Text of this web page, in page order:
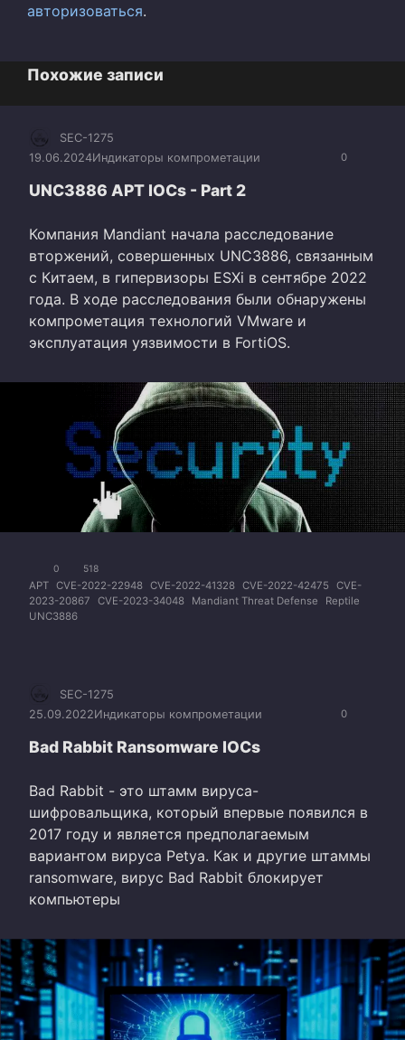
авторизоваться.
Похожие записи
0
SEC-1275
19.06.2024Индикаторы компрометации
UNC3886 APT IOCs - Part 2
Компания Mandiant начала расследование
вторжений, совершенных UNC3886, связанным
с Китаем, в гипервизоры ESXi в сентябре 2022
года. В ходе расследования были обнаружены
компрометация технологий VMware и
эксплуатация уязвимости в FortiOS.
0 518
APT CVE-2022-22948 CVE-2022-41328 CVE-2022-42475
CVE-
2023-20867
CVE-2023-34048 Mandiant Threat Defense
Reptile
UNC3886
0
SEC-1275
25.09.2022Индикаторы компрометации
Bad Rabbit Ransomware IOCs
Bad Rabbit - это штамм вируса-
шифровальщика, который впервые появился в
2017 году и является предполагаемым
вариантом вируса Petya. Как и другие штаммы
ransomware, вирус Bad Rabbit блокирует
компьютеры